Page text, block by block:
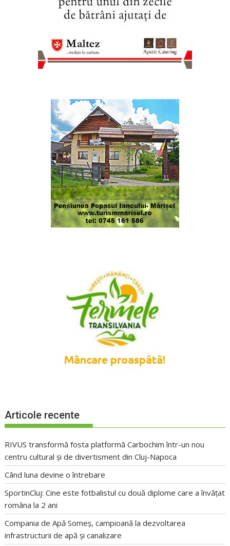
Articole recente
RIVUS transformă fosta platformă Carbochim într-un nou
centru cultural și de divertisment din Cluj-Napoca
Când luna devine o întrebare
SportinCluj: Cine este fotbalistul cu două diplome care a învățat
româna la 2 ani
Compania de Apă Someș, campioană la dezvoltarea
infrastructurii de apă și canalizare